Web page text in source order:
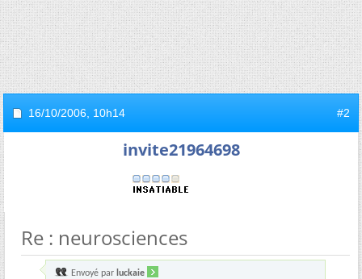
16/10/2006, 10h14 #2
invite21964698
Re : neurosciences
Envoyé par luckaie